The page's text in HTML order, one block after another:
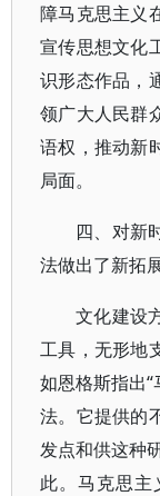
障马克思主义
宣传思想文化
识形态作品，
领广大人民群
语权，推动新
局面。
四、对新
法做出了新拓
文化建设
工具，无形地
如恩格斯指出
法。它提供的
发点和供这种
此。马克思